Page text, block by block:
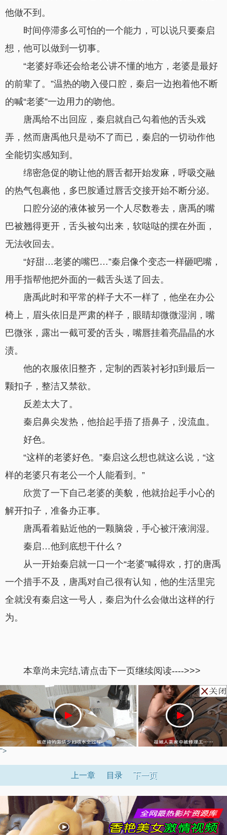
他做不到。
时间停滞多么可怕的一个能力，可以说只要秦启
想，他可以做到一切事。
“老婆好乖还会给老公讲不懂的地方，老婆是最好
的前辈了。”温热的吻入侵口腔，秦启一边抱着他不断
的喊“老婆”一边用力的吻他。
唐禹给不出回应，秦启就自己勾着他的舌头戏
弄，然而唐禹他只是动不了而已，秦启的一切动作他
全能切实感知到。
绵密急促的吻让他的唇舌都开始发麻，呼吸交融
的热气包裹他，多巴胺通过唇舌交接开始不断分泌。
口腔分泌的液体被另一个人尽数卷去，唐禹的嘴
巴被翘得更开，舌头被勾出来，软哒哒的摆在外面，
无法收回去。
“好甜…老婆的嘴巴…”秦启像个变态一样砸吧嘴，
用手指帮他把外面的一截舌头送了回去。
唐禹此时和平常的样子大不一样了，他坐在办公
椅上，眉头依旧是严肃的样子，眼睛却微微湿润，嘴
巴微张，露出一截可爱的舌头，嘴唇挂着亮晶晶的水
渍。
他的衣服依旧整齐，定制的西装衬衫扣到最后一
颗扣子，整洁又禁欲。
反差太大了。
秦启鼻尖发热，他抬起手捂了捂鼻子，没流血。
好色。
“这样的老婆好色。”秦启这么想也就这么说，“这
样的老婆只有老公一个人能看到。”
欣赏了一下自己老婆的美貌，他就抬起手小心的
解开扣子，准备办正事。
唐禹看着贴近他的一颗脑袋，手心被汗液润湿。
秦启…他到底想干什么？
从一开始秦启就一口一个“老婆”喊得欢，打的唐禹
一个措手不及，唐禹对自己很有认知，他的生活里完
全就没有秦启这一号人，秦启为什么会做出这样的行
为。
本章尚未完结,请点击下一页继续阅读---->>>
">
上一章 目录 下一页